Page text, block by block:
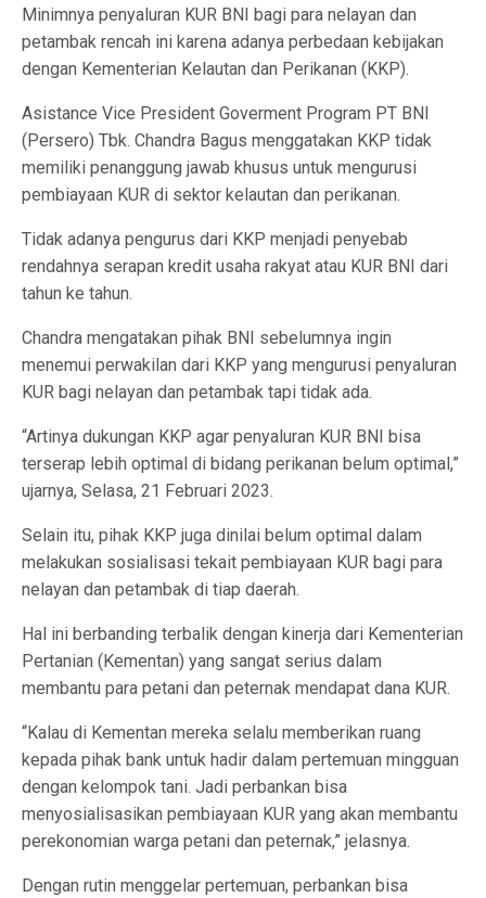
Minimnya penyaluran KUR BNI bagi para nelayan dan
petambak rencah ini karena adanya perbedaan kebijakan
dengan Kementerian Kelautan dan Perikanan (KKP).
Asistance Vice President Goverment Program PT BNI
(Persero) Tbk. Chandra Bagus menggatakan KKP tidak
memiliki penanggung jawab khusus untuk mengurusi
pembiayaan KUR di sektor kelautan dan perikanan.
Tidak adanya pengurus dari KKP menjadi penyebab
rendahnya serapan kredit usaha rakyat atau KUR BNI dari
tahun ke tahun.
Chandra mengatakan pihak BNI sebelumnya ingin
menemui perwakilan dari KKP yang mengurusi penyaluran
KUR bagi nelayan dan petambak tapi tidak ada.
“Artinya dukungan KKP agar penyaluran KUR BNI bisa
terserap lebih optimal di bidang perikanan belum optimal,”
ujarnya, Selasa, 21 Februari 2023.
Selain itu, pihak KKP juga dinilai belum optimal dalam
melakukan sosialisasi tekait pembiayaan KUR bagi para
nelayan dan petambak di tiap daerah.
Hal ini berbanding terbalik dengan kinerja dari Kementerian
Pertanian (Kementan) yang sangat serius dalam
membantu para petani dan peternak mendapat dana KUR.
“Kalau di Kementan mereka selalu memberikan ruang
kepada pihak bank untuk hadir dalam pertemuan mingguan
dengan kelompok tani. Jadi perbankan bisa
menyosialisasikan pembiayaan KUR yang akan membantu
perekonomian warga petani dan peternak,” jelasnya.
Dengan rutin menggelar pertemuan, perbankan bisa